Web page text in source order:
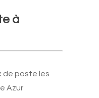
à
de poste les
Azur